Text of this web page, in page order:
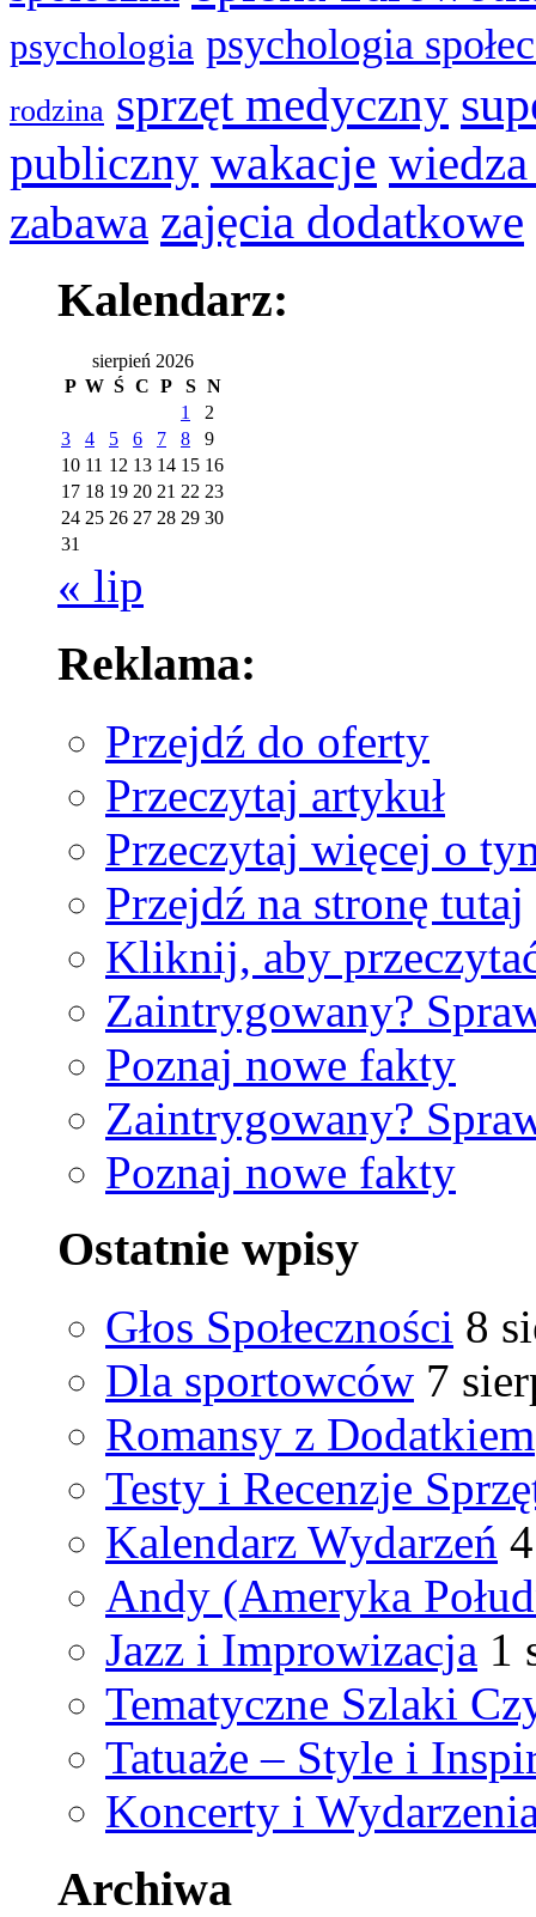
psychologia psychologia
rodzina sprzęt medyczny
publiczny wakacje
zabawa zajęcia dodatkowe
Kalendarz:
sierpień 2026
P W Ś C P S N
1
2
3
4 5 6 7 8
9
10 11 12 13 14 15 16
17 18 19 20 21 22 23
24 25 26 27 28 29 30
31
« lip
Reklama:
Przejdź do oferty
Przeczytaj artykuł
Przeczytaj więcej o
Przejdź na stronę tutaj
Kliknij, aby
Zaintrygowany?
Poznaj nowe fakty
Zaintrygowany?
Poznaj nowe fakty
Ostatnie wpisy
Głos Społeczności 8
Dla sportowców 7
Romansy z Dodatkiem
Testy i Recenzje
Kalendarz Wydarzeń
Andy (Ameryka
Jazz i Improwizacja 1
Tematyczne Szlaki
Tatuaże – Style i
Koncerty i
Archiwa